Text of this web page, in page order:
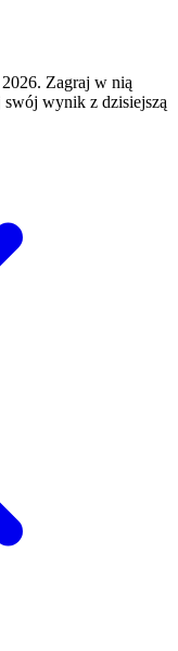
. Zagraj w nią
wynik z dzisiejszą